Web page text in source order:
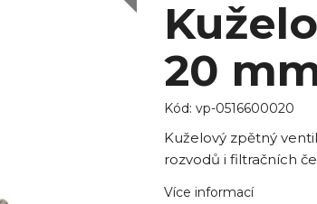
20
Kód: vp-0516600020
Kuželový zpětný
rozvodů i filtračních
Více informací